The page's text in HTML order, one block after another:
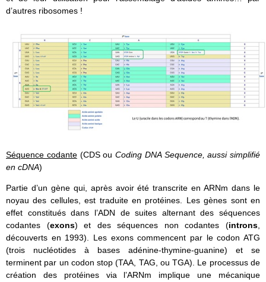
d’autres ribosomes !
Séquence codante(CDS ou Coding DNA Sequence, aussi simplifié
en cDNA)
Partie d’un gène qui, après avoir été transcrite en ARNm dans le
noyau des cellules, est traduite en protéines. Les gènes sont en
effet constitués dans l’ADN de suites alternant des séquences
codantes (exons) et des séquences non codantes (introns,
découverts en 1993). Les exons commencent par le codon ATG
(trois nucléotides à bases adénine-thymine-guanine) et se
terminent par un codon stop (TAA, TAG, ou TGA). Le processus de
création des protéines via l’ARNm implique une mécanique